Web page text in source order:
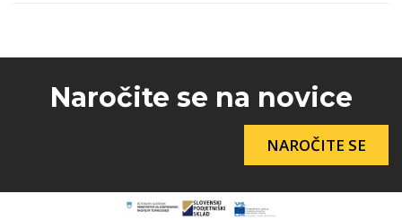
Naročite se na novice
NAROČITE SE